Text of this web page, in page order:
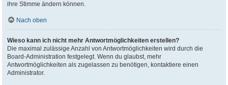
ihre Stimme ändern können.
Nach oben
Wieso kann ich nicht mehr Antwortmöglichkeiten erstellen?
Die maximal zulässige Anzahl von Antwortmöglichkeiten wird durch die
Board-Administration festgelegt. Wenn du glaubst, mehr
Antwortmöglichkeiten als zugelassen zu benötigen, kontaktiere einen
Administrator.